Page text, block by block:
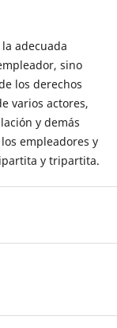
adecuada
sino
los derechos
varios actores,
y demás
empleadores y
y tripartita.